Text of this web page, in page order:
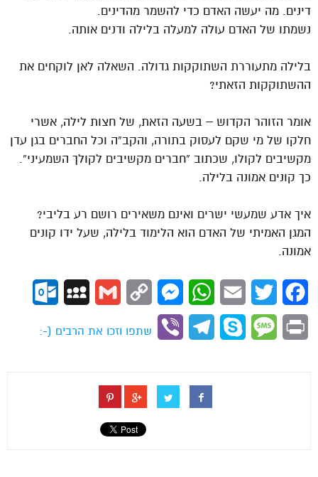
דינים. מה יעשה האדם כדי להשמר מהדינים.
נשמתו של האדם עולה למעלה בלילה ודנים אותה.
בלילה מתעוררת השתוקקות גדולה. השאלה לאן לוקחים את
ההשתוקקות הזאתי?
אומר הזוהר הקדוש – בשעה הזאת, של חצות לילה, אשרי
חלקו של מי שקם לעסוק בתורה, והקב”ה וכל החברים בגן עדן
מקשיבים לקולו, שכתוב “חברים מקשיבים לקולך השמעיני”.
כך קונים אמונה בלילה.
איך אדע שמעשי ישרים ואינם משאירים רושם רע בליבי?
המגן האמיתי של האדם הוא הלימוד בלילה, שעל ידו קונים
אמונה.
Facebook
Twitter
Email
WhatsApp
Messenger
Copy
Gmail
MySpace
Print
Message
Skype
Telegram
Viber
שתפו וזכו את הרבים (-: